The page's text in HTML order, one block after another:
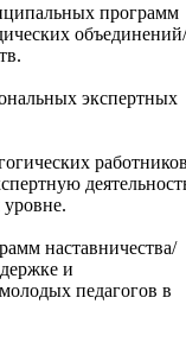
программ
объединений/
экспертных
наставничества/
и
педагогов в